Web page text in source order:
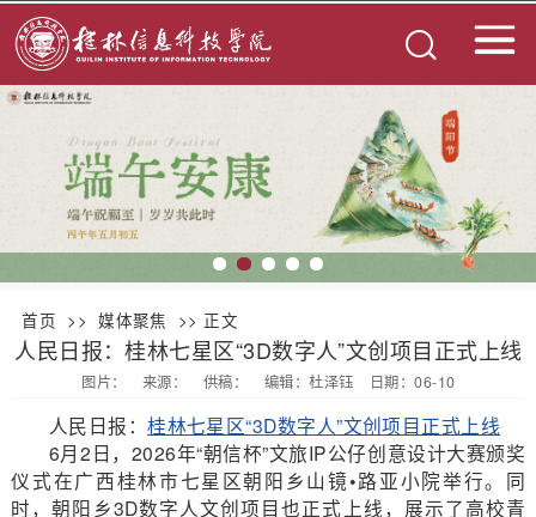
首页 >> 媒体聚焦 >> 正文
人民日报：桂林七星区“3D数字人”文创项目正式上线
图片： 来源： 供稿： 编辑：杜泽钰 日期：06-10
人民日报： 桂林七星区“3D数字人”文创项目正式上线
6月2日，2026年“朝信杯”文旅IP公仔创意设计大赛颁奖
仪式在广西桂林市七星区朝阳乡山镜•路亚小院举行。同
时，朝阳乡3D数字人文创项目也正式上线，展示了高校青